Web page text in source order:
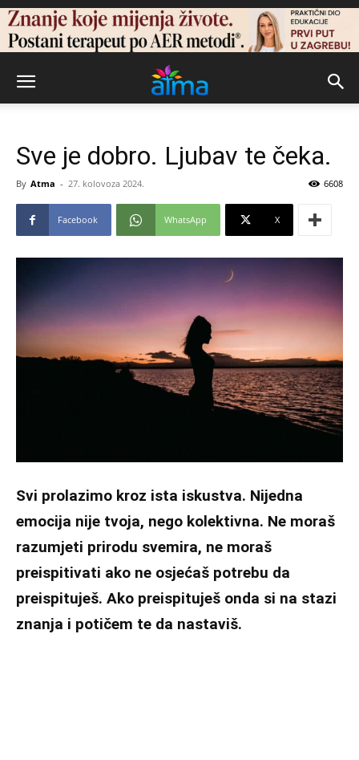
Sve je dobro. Ljubav te čeka.
By Atma - 27. kolovoza 2024. 6608
Facebook WhatsApp X
Svi prolazimo kroz ista iskustva. Nijedna
emocija nije tvoja, nego kolektivna. Ne moraš
razumjeti prirodu svemira, ne moraš
preispitivati ako ne osjećaš potrebu da
preispituješ. Ako preispituješ onda si na stazi
znanja i potičem te da nastaviš.